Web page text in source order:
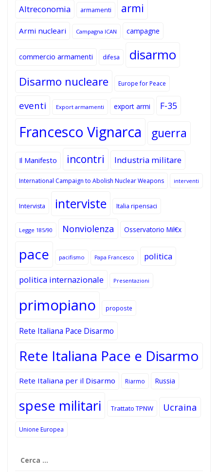
Altreconomia armamenti armi
Armi nucleari Campagna ICAN campagne
commercio armamenti difesa disarmo
Disarmo nucleare Europe for Peace
eventi Export armamenti export armi F-35
Francesco Vignarca guerra
Il Manifesto incontri Industria militare
International Campaign to Abolish Nuclear Weapons interventi
Intervista interviste Italia ripensaci
Legge 185/90 Nonviolenza Osservatorio Mil€x
pace pacifismo Papa Francesco politica
politica internazionale Presentazioni
primopiano proposte
Rete Italiana Pace Disarmo
Rete Italiana Pace e Disarmo
Rete Italiana per il Disarmo Riarmo Russia
spese militari Trattato TPNW Ucraina
Unione Europea
per: